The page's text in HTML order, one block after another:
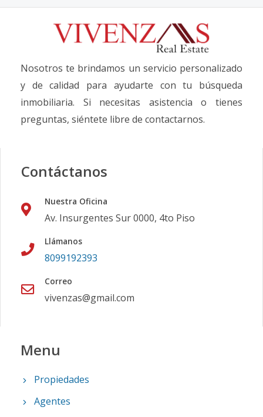
Nosotros te brindamos un servicio personalizado
y de calidad para ayudarte con tu búsqueda
inmobiliaria. Si necesitas asistencia o tienes
preguntas, siéntete libre de contactarnos.
Contáctanos
Nuestra Oficina
Av. Insurgentes Sur 0000, 4to Piso
Llámanos
8099192393
Correo
vivenzas@gmail.com
Menu
Propiedades
Agentes